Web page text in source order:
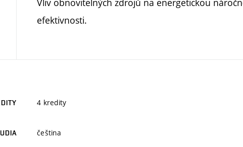
Vliv obnovitelných zdrojů na energetickou
efektivnosti.
4 kredity
čeština